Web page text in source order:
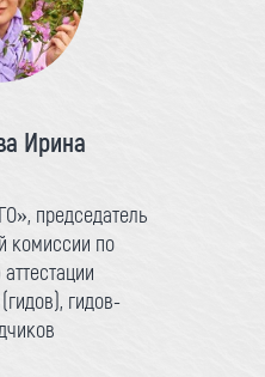
Ирина
председатель
комиссии по
гидов-